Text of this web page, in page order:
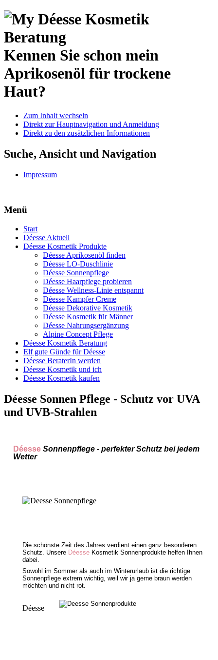
Kennen Sie schon mein
Aprikosenöl für trockene
Haut?
Zum Inhalt wechseln
Direkt zur Hauptnavigation und Anmeldung
Direkt zu den zusätzlichen Informationen
Suche, Ansicht und Navigation
Impressum
Menü
Start
Déesse Aktuell
Déesse Kosmetik Produkte
Déesse Aprikosenöl finden
Déesse LO-Duschlinie
Déesse Sonnenpflege
Déesse Haarpflege probieren
Déesse Wellness-Linie entspannt
Déesse Kampfer Creme
Déesse Dekorative Kosmetik
Déesse Kosmetik für Männer
Déesse Nahrungsergänzung
Alpine Concept Pflege
Déesse Kosmetik Beratung
Elf gute Günde für Déesse
Déesse BeraterIn werden
Déesse Kosmetik und ich
Déesse Kosmetik kaufen
Déesse Sonnen Pflege - Schutz vor UVA
und UVB-Strahlen
DéesseSonnenpflege - perfekter Schutz bei jedem
Wetter
Die schönste Zeit des Jahres verdient einen ganz besonderen
Schutz. Unsere DéesseKosmetik Sonnenprodukte helfen Ihnen
dabei.
Sowohl im Sommer als auch im Winterurlaub ist die richtige
Sonnenpflege extrem wichtig, weil wir ja gerne braun werden
möchten und nicht rot.
Déesse